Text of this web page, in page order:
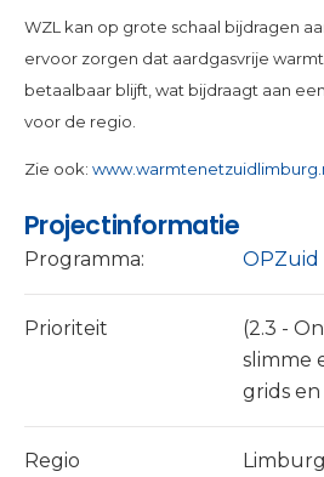
WZL kan op grote schaal bijdragen
ervoor zorgen dat aardgasvrije
betaalbaar blijft, wat bijdraagt aan
voor de regio.
Zie ook:
Projectinformatie
Programma: OPZuid
Prioriteit
(2.3 -
slimme
grids en
Regio Limburg